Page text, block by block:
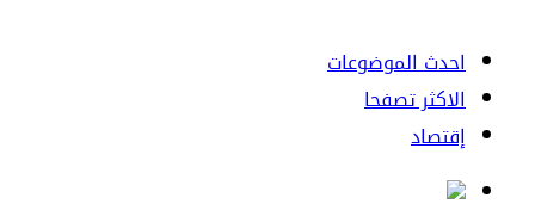
احدث الموضوعات
الاكثر تصفحا
إقتصاد